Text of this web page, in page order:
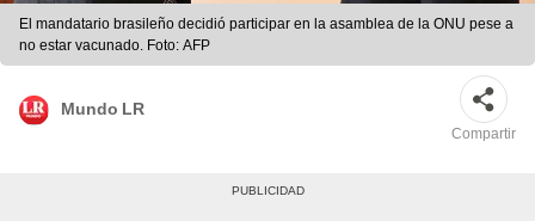
El mandatario brasileño decidió participar en la asamblea de la ONU pese a
no estar vacunado. Foto: AFP
Mundo LR
Compartir